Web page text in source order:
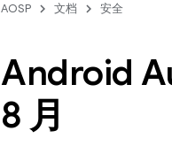
AOSP 文档 安全
Android
8 月